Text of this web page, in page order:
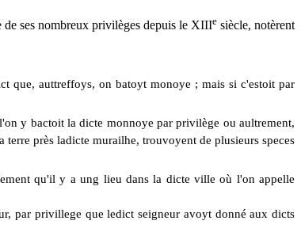
de ses nombreux privilèges depuis le XIIIesiècle, notèrent
que, auttreffoys, on batoyt monoye ; mais si c'estoit par
y bactoit la dicte monnoye par privilège ou aultrement,
près ladicte murailhe, trouvoyent de plusieurs speces
qu'il y a ung lieu dans la dicte ville où l'on appelle
par privillege que ledict seigneur avoyt donné aux dicts